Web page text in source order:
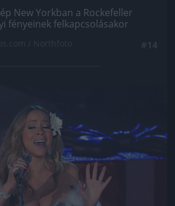
New Yorkban a Rockefeller
fényeinek felkapcsolásakor
Jön még kép!